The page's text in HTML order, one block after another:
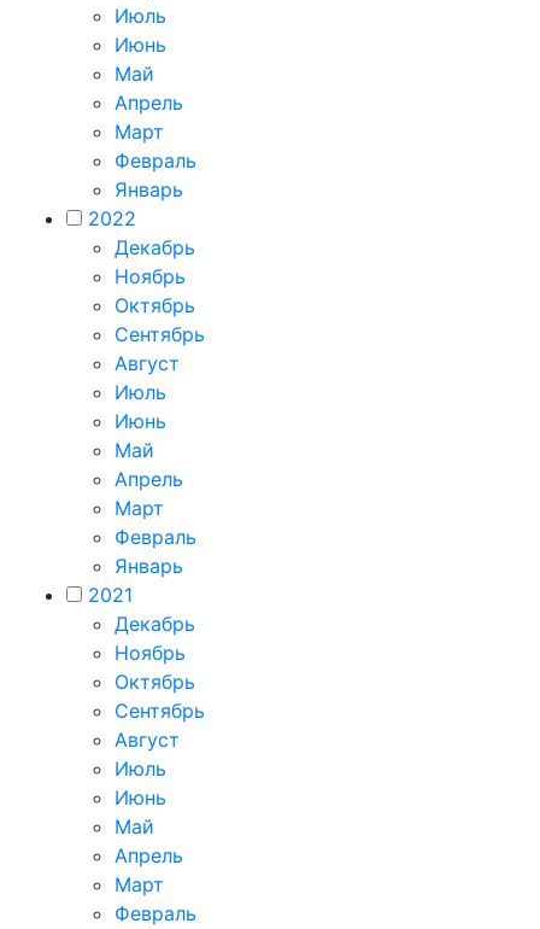
Июль
Июнь
Май
Апрель
Март
Февраль
Январь
2022
Декабрь
Ноябрь
Октябрь
Сентябрь
Август
Июль
Июнь
Май
Апрель
Март
Февраль
Январь
2021
Декабрь
Ноябрь
Октябрь
Сентябрь
Август
Июль
Июнь
Май
Апрель
Март
Февраль